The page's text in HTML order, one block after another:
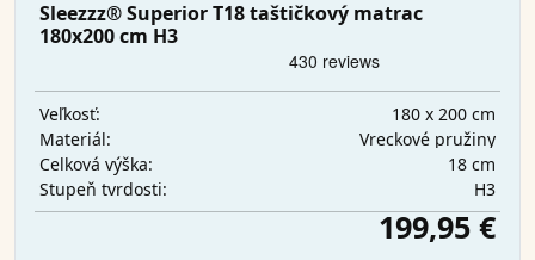
Sleezzz® Superior T18 taštičkový matrac
180x200 cm H3
Veľkosť:
180 x 200 cm
Materiál:
Vreckové pružiny
Celková výška:
18 cm
Stupeň tvrdosti:
H3
199,95 €